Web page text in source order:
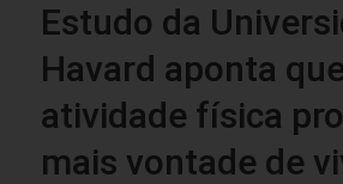
Estudo da
Havard aponta que
atividade física
mais vontade de